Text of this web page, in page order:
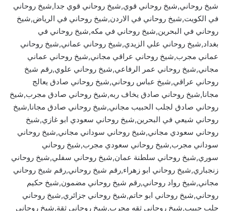
شيخ روحاني,شيخ روحاني قوي,شيخ روحاني قوي جدا,شيخ روحاني
في الكويت,شيخ روحاني في الاردن,شيخ روحاني في الرياض,شيخ
روحاني في البحرين,شيخ روحاني في مكه,شيخ روحاني في
بغداد,شيخ روحاني علي الزيدي,شيخ روحاني عماني,شيخ روحاني
عماني مجرب,شيخ روحاني عراقي مجاني,شيخ روحاني عماني
مجاني,شيخ روحاني عمر الرفاعي,شيخ روحاني علوي,رقم شيخ
روحاني عراقي,شيخ عباس روحاني,شيخ روحاني صادق يعالج
مجانا,شيخ روحاني صادق يخاف ربه,شيخ روحاني صادق مجرب,شيخ
روحاني صادق لجلب الحبيب مجاني,شيخ روحاني صادق مجانا,شيخ
روحاني شيعي في البحرين,شيخ روحاني سعودي ابو غازي,شيخ
روحاني سعودي مجاني,شيخ روحاني سوداني مجاني,شيخ روحاني
سوداني مجرب,شيخ روحاني سعودي مجرب,شيخ روحاني
سوري,شيخ روحاني سلطنة عمان,شيخ روحاني سفلي,شيخ روحاني
زنجباري,شيخ روحاني ابو زهراء,رقم شيخ روحاني,رقم شيخ روحاني
مجاني,شيخ رواد روحاني,رقم شيخ روحاني مضمون,شيخ حكيم
روحاني,شيخ روحاني ابو حاتم,شيخ روحاني جزائري,شيخ روحاني
جلب حبيب,شيخ روحاني ثقه مجرب,شيخ روحاني ثقة,شيخ روحاني